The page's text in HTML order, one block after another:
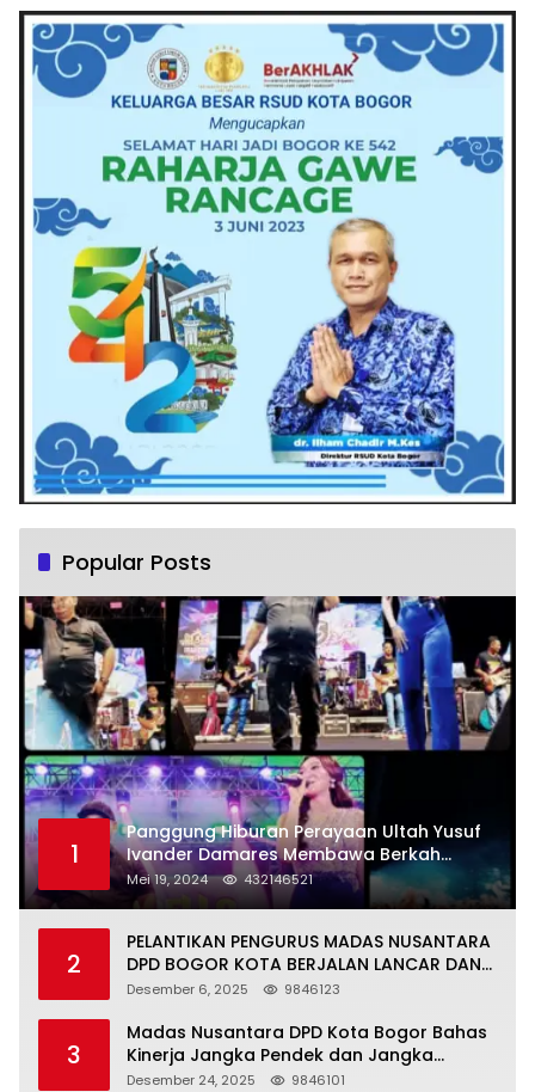
Popular Posts
1
Panggung Hiburan Perayaan Ultah Yusuf
Ivander Damares Membawa Berkah
Warga Kejapanan
Mei 19, 2024 432146521
2
PELANTIKAN PENGURUS MADAS NUSANTARA
DPD BOGOR KOTA BERJALAN LANCAR DAN
KHIDMAT
Desember 6, 2025 9846123
3
Madas Nusantara DPD Kota Bogor Bahas
Kinerja Jangka Pendek dan Jangka
Panjang
Desember 24, 2025 9846101